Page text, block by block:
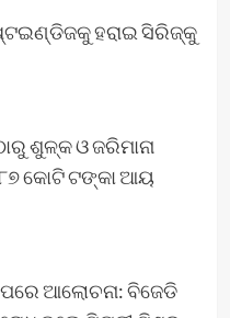
ହରାଇ ସିରିଜ୍‌କୁ
ଶୁଳ୍କ ଓ ଜରିମାନା
କୋଟି ଟଙ୍କା ଆୟ
ଆଲୋଚନା: ବିଜେଡି